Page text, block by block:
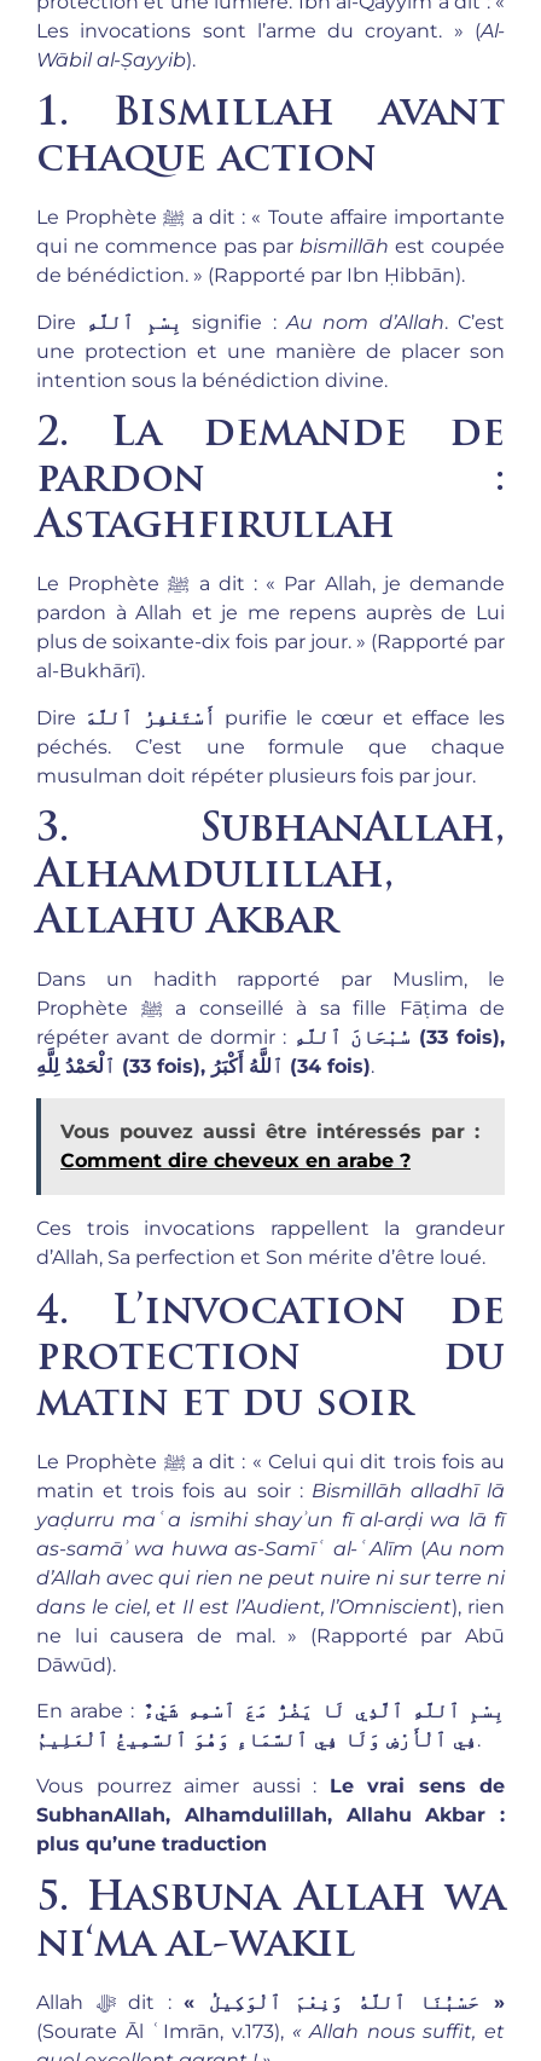
Les invocations sont l’arme du croyant. » (Al-
Wābil al-Ṣayyib).
1. Bismillah avant
chaque action
Le Prophète ﷺ a dit : « Toute affaire importante
qui ne commence pas parbismillāh est coupée
de bénédiction. » (Rapporté par Ibn Ḥibbān).
Dire بِسْمِ ٱللَّهِ signifie : Au nom d’Allah. C’est
une protection et une manière de placer son
intention sous la bénédiction divine.
2. La demande de
pardon :
Astaghfirullah
Le Prophète ﷺ a dit : « Par Allah, je demande
pardon à Allah et je me repens auprès de Lui
plus de soixante-dix fois par jour. » (Rapporté par
al-Bukhārī).
Dire أَسْتَغْفِرُ ٱللَّهَ purifie le cœur et efface les
péchés. C’est une formule que chaque
musulman doit répéter plusieurs fois par jour.
3. SubhanAllah,
Alhamdulillah,
Allahu Akbar
Dans un hadith rapporté par Muslim, le
Prophète ﷺ a conseillé à sa fille Fāṭima de
répéter avant de dormir : سُبْحَانَ ٱللَّهِ (33 fois),
ٱلْحَمْدُ لِلَّهِ (33 fois), ٱللَّهُ أَكْبَرُ (34 fois).
Vous pouvez aussi être intéressés par :
Comment dire cheveux en arabe ?
Ces trois invocations rappellent la grandeur
d’Allah, Sa perfection et Son mérite d’être loué.
4. L’invocation de
protection du
matin et du soir
Le Prophète ﷺ a dit : « Celui qui dit trois fois au
matin et trois fois au soir : Bismillāh alladhī lā
yaḍurru maʿa ismihi shayʾun fī al-arḍi wa lā fī
as-samāʾ wa huwa as-Samīʿ al-ʿAlīm (Au nom
d’Allah avec qui rien ne peut nuire ni sur terre ni
dans le ciel, et Il est l’Audient, l’Omniscient), rien
ne lui causera de mal. » (Rapporté par Abū
Dāwūd).
En arabe : بِسْمِ ٱللَّهِ ٱلَّذِي لَا يَضُرُّ مَعَ ٱسْمِهِ شَيْءٌ
فِي ٱلْأَرْضِ وَلَا فِي ٱلسَّمَاءِ وَهُوَ ٱلسَّمِيعُ ٱلْعَلِيمُ .
Vous pourrez aimer aussi : Le vrai sens de
SubhanAllah, Alhamdulillah, Allahu Akbar :
plus qu’une traduction
5. Hasbuna Allah wa
ni‘ma al-wakil
Allah ﷻ dit :
« حَسْبُنَا ٱللَّهُ وَنِعْمَ ٱلْوَكِيلُ »
(Sourate Āl ʿImrān, v.173), « Allah nous suffit, et